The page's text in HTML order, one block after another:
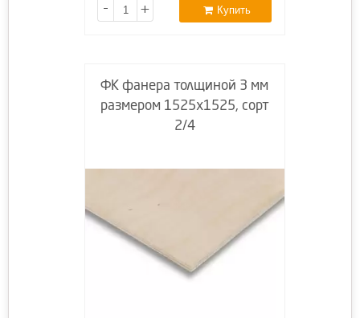
- + Купить
ФК фанера толщиной 3 мм
размером 1525х1525, сорт
2/4